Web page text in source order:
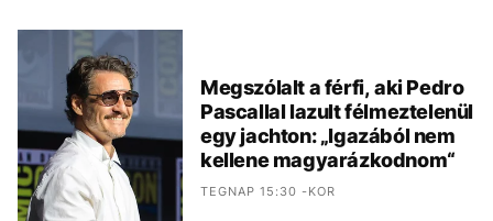
Megszólalt a férfi, aki Pedro
Pascallal lazult félmeztelenül
egy jachton: „Igazából nem
kellene magyarázkodnom“
TEGNAP 15:30 -KOR